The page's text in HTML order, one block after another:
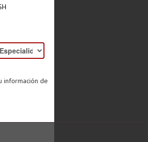
información de